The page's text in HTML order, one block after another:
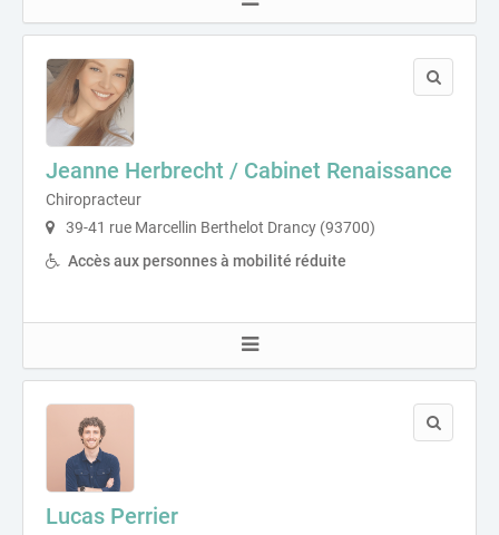
Jeanne Herbrecht / Cabinet Renaissance
Chiropracteur
39-41 rue Marcellin Berthelot Drancy (93700)
Accès aux personnes à mobilité réduite
Lucas Perrier